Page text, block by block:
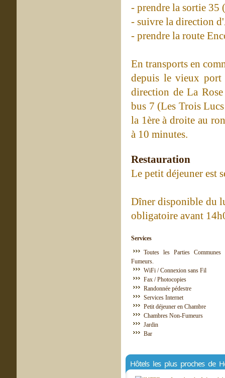
- prendre la sortie 35
- suivre la direction
- prendre la route
En transports en
depuis le vieux port
direction de La
bus 7 (Les Trois
la 1ère à droite au
à 10 minutes.
Restauration
Le petit déjeuner est
Dîner disponible du
obligatoire avant
Services
Toutes les Parties
Fumeurs.
WiFi / Connexion sans Fil
Fax / Photocopies
Randonnée pédestre
Services Internet
Petit déjeuner en Chambre
Chambres Non-Fumeurs
Jardin
Bar
Hôtels les plus proches de